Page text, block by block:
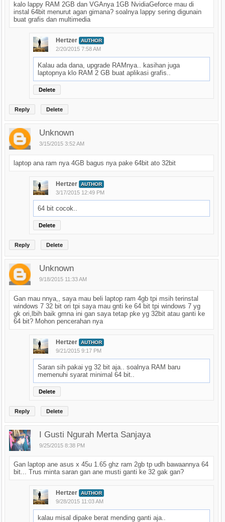
kalo lappy RAM 2GB dan VGAnya 1GB NvidiaGeforce mau di
instal 64bit menurut agan gimana? soalnya lappy sering digunain
buat grafis dan multimedia
Hertzer AUTHOR
2/20/2015 7:58 AM
Kalau ada dana, upgrade RAMnya.. kasihan juga
laptopnya klo RAM 2 GB buat aplikasi grafis..
Delete
Reply Delete
Unknown
3/15/2015 3:52 AM
laptop ana ram nya 4GB bagus nya pake 64bit ato 32bit
Hertzer AUTHOR
3/17/2015 12:49 PM
64 bit cocok..
Delete
Reply Delete
Unknown
9/18/2015 11:33 AM
Gan mau nnya,, saya mau beli laptop ram 4gb tpi msih terinstal
windows 7 32 bit ori tpi saya mau gnti ke 64 bit tpi windows 7 yg
gk ori,lbih baik gmna ini gan saya tetap pke yg 32bit atau ganti ke
64 bit? Mohon pencerahan nya
Hertzer AUTHOR
9/21/2015 9:17 PM
Saran sih pakai yg 32 bit aja.. soalnya RAM baru
memenuhi syarat minimal 64 bit..
Delete
Reply Delete
I Gusti Ngurah Merta Sanjaya
9/25/2015 8:38 PM
Gan laptop ane asus x 45u 1.65 ghz ram 2gb tp udh bawaannya 64
bit... Trus minta saran gan ane musti ganti ke 32 gak gan?
Hertzer AUTHOR
9/28/2015 11:03 AM
kalau misal dipake berat mending ganti aja..